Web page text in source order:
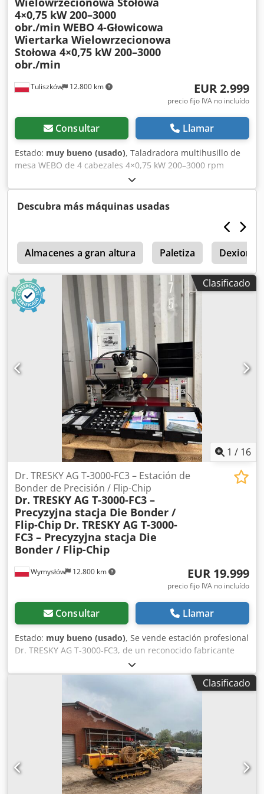
Tuliszków 12.800 km
4×0,75 kW 200–3000
obr./min WEBO 4-Głowicowa
Wiertarka Wielowrzecionowa
Stołowa 4×0,75 kW 200–3000
obr./min
EUR 2.999
precio fijo IVA no incluído
Consultar Llamar
Estado: muy bueno (usado), Taladradora multihusillo de
mesa WEBO de 4 cabezales 4×0,75 kW 200–3000 rpm
Descubra más máquinas usadas
Almacenes a gran altura Paletiza Dexion
Clasificado
1 / 16
Wymysłów 12.800 km
Dr. TRESKY AG T-3000-FC3 – Estación de
Bonder de Precisión / Flip-Chip
Dr. TRESKY AG T-3000-FC3 –
Precyzyjna stacja Die Bonder /
Flip-Chip Dr. TRESKY AG T-3000-
FC3 – Precyzyjna stacja Die
Bonder / Flip-Chip
EUR 19.999
precio fijo IVA no incluído
Consultar Llamar
Estado: muy bueno (usado), Se vende estación profesional
Dr. TRESKY AG T-3000-FC3, de un reconocido fabricante
suizo. Se trata de un equipo de laboratorio de alta calidad
diseñado para el montaje y posicionamiento preciso de
estructuras semiconductoras (ensamblaje de chips /
tecnología flip-chip), utilizado en laboratorios de
investigación, producción de electrónica, fotónica,
optoelectrónica y microelectrónica. El modelo T-3000-FC3
pertenece a las plataformas más versátiles de la empresa
Tresky y permite realizar tanto procesos de montaje
básicos como avanzados. Datos técnicos Fabricante: Dr.
TRESKY AG Cjdpfx Aozi Upcskweha Modelo: T-3000-FC3
País de fabricación: Suiza Tipo: estación manual de
Clasificado